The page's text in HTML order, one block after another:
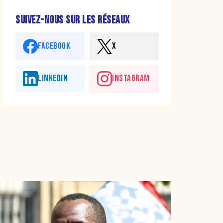
SUIVEZ-NOUS SUR LES RÉSEAUX
FACEBOOK X
LINKEDIN INSTAGRAM